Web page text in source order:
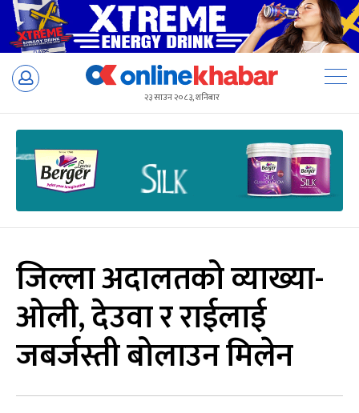
Skip
२३ साउन २०८३, शनिबार
जिल्ला अदालतको व्याख्या-
ओली, देउवा र राईलाई
जबर्जस्ती बोलाउन मिलेन